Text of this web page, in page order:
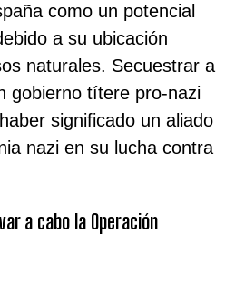
como un potencial
a su ubicación
naturales. Secuestrar a
gobierno títere pro-nazi
significado un aliado
nazi en su lucha contra
a cabo la Operación